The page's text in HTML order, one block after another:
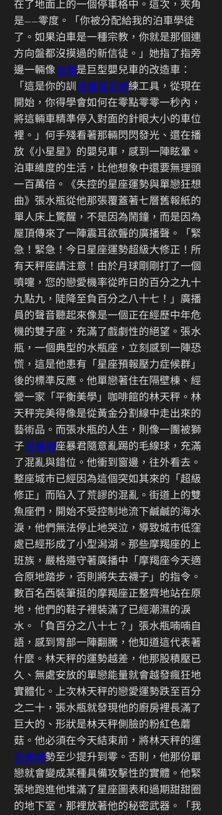
在了地面上的一個停車格中。這次，夾角
是——零度。「你被分配給我的泊車學徒
了。如果泊車是一種宗教，你就是那個連
方向盤都沒摸過的新信徒。」她指了指旁
邊一輛像包養是巨型嬰兒車的改造車：
「這是你的訓包養留言板練工具，從現在
開始，你得學會如何在零點零零一秒內，
將這輛車精準停入對面的針眼大小的車位
裡。」何手殘看著那輛閃閃發光、還在播
放《小星星》的嬰兒車，感到一陣眩暈。
泊車維度的生活，比他想象中還要無理頭
一百萬倍。《失控的星座運勢與單戀狂想
曲》張水瓶從他那張覆蓋著七層舊報紙的
單人床上驚醒，不是因為鬧鐘，而是因為
屋頂傳來了一陣震耳欲聾的廣播聲。「緊
急！緊急！今日星座運勢超級大修正！所
有天秤座請注意！由於月球剛剛打了一個
噴嚏，您的戀愛機率從昨日的百分之九十
九點九，陡降至負百分之八十七！」廣播
員的聲音聽起來像是一個正在經歷中年危
機的雙子座，充滿了戲劇性的絕望。張水
瓶，一個典型的水瓶座，立刻感到一陣恐
慌，這是他患有「星座預報壓力症候群」
後的標準反應。他單戀著住在隔壁棟、經
營一家「平衡美學」咖啡館的林天秤。林
天秤完美得像是從黃金分割線中走出來的
藝術品。而張水瓶的人生，則像一團被獅
子包養網座暴君隨意亂踢的毛線球，充滿
了混亂與錯位。他衝到窗邊，往外看去。
整座城市已經因為這個突如其來的「超級
修正」而陷入了荒謬的混亂。街道上的雙
魚座們，開始不受控制地流下鹹鹹的海水
淚，他們無法停止地哭泣，導致城市低窪
處已經形成了小型潟湖。那些摩羯座的上
班族，嚴格遵守著廣播中「摩羯座今天適
合原地踏步，否則將失去襪子」的指令。
數百名西裝筆挺的摩羯座正整齊地站在原
地，他們的鞋子裡裝滿了已經潮濕的淚
水。「負百分之八十七？」張水瓶喃喃自
語，感到胃部一陣翻騰，他知道這代表著
什麼。林天秤的運勢越差，他那股積壓已
久、無處安放的單戀能量就會越發瘋狂地
實體化。上次林天秤的戀愛運勢跌至百分
之二十，張水瓶就發現他的廚房裡長滿了
巨大的、形狀是林天秤側臉的粉紅色蘑
菇。他必須在今天結束前，將林天秤的運
包養網勢至少提升到零。否則，他那份單
戀就會變成某種具備攻擊性的實體。他緊
張地跑進他堆滿了星座圖表和過期甜甜圈
的地下室，那裡放著他的秘密武器。「我